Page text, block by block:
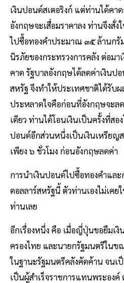
เงินปอนด์สเตอริงก์ แต่ท่านได้คา
อังกฤษจะเสื่อมราคาลง ท่านจึงสั่
ไปซื้อทองคําประมาณ ๓๕ ล้านกรั
นิรภัยของกระทรวงการคลัง ต่อมา
คาด รัฐบาลอังกฤษได้ลดค่าเงินป
สหรัฐ จึงทําให้ประเทศชาติได้รับ
ประหลาดใจคือก่อนที่อังกฤษจะล
เดียว ท่านได้โอนเงินเป็นครั้งที่สอ
ปอนด์อีกส่วนหนึ่งเป็นเงินเหรียญ
เพียง ๖ ชั่วโมง ก่อนอังกฤษลดค่า
การนําเงินปอนด์ไปซื้อทองคําแล
ดอลลาร์สหรัฐนี้ ตัวท่านเองไม่เค
ท่านเลย
อีกเรื่องหนึ่ง คือ เมื่อญี่ปุ่นขอยืมเงิ
ครองไทย และนายกรัฐมนตรีใน
ในฐานะรัฐมนตรีคลังคัดค้าน จน
เป็นผู้สําเร็จราชการแทนพระอง